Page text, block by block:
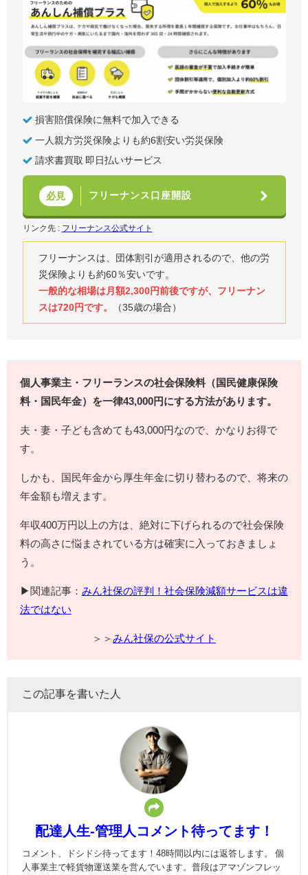
損害賠償保険に無料で加入できる
一人親方労災保険よりも約6割安い労災保険
請求書買取 即日払いサービス
必見 フリーナンス口座開設
リンク先 : フリーナンス公式サイト
フリーナンスは、団体割引が適用されるので、他の労
災保険よりも約60％安いです。
一般的な相場は月額2,300円前後ですが、フリーナン
スは720円です。
（35歳の場合）
個人事業主・フリーランスの社会保険料（国民健康保険
料・国民年金）を一律43,000円にする方法があります。
夫・妻・子ども含めても43,000円なので、かなりお得で
す。
しかも、国民年金から厚生年金に切り替わるので、将来の
年金額も増えます。
年収400万円以上の方は、絶対に下げられるので社会保険
料の高さに悩まされている方は確実に入っておきましょ
う。
▶関連記事： みん社保の評判！社会保険減額サービスは違
法ではない
＞＞ みん社保の公式サイト
この記事を書いた人
配達人生-管理人コメント待ってます！
コメント、ドシドシ待ってます！48時間以内には返答します。 個
人事業主で軽貨物運送業を営んでいます。普段はアマゾンフレッ